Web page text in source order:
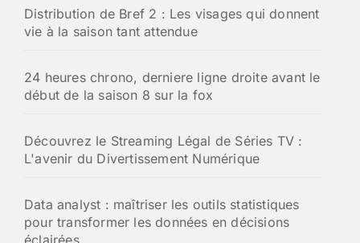
Distribution de Bref 2 : Les visages qui donnent
vie à la saison tant attendue
24 heures chrono, derniere ligne droite avant le
début de la saison 8 sur la fox
Découvrez le Streaming Légal de Séries TV :
L'avenir du Divertissement Numérique
Data analyst : maîtriser les outils statistiques
pour transformer les données en décisions